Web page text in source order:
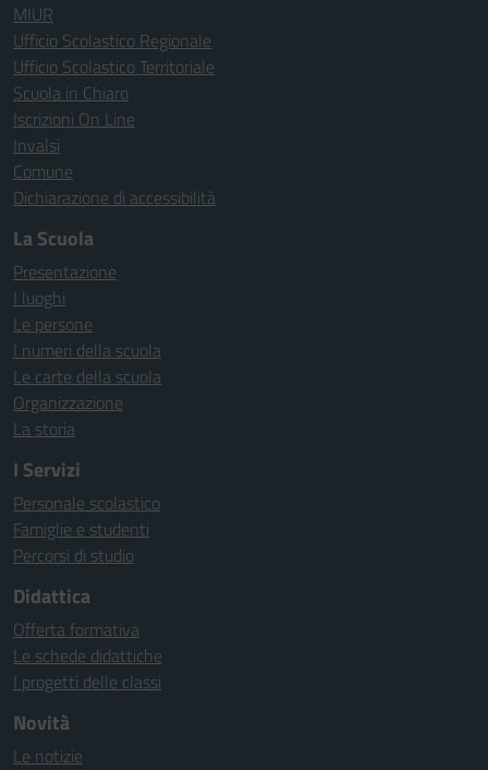
MIUR
Ufficio Scolastico Regionale
Ufficio Scolastico Territoriale
Scuola in Chiaro
Iscrizioni On Line
Invalsi
Comune
Dichiarazione di accessibilità
La Scuola
Presentazione
I luoghi
Le persone
I numeri della scuola
Le carte della scuola
Organizzazione
La storia
I Servizi
Personale scolastico
Famiglie e studenti
Percorsi di studio
Didattica
Offerta formativa
Le schede didattiche
I progetti delle classi
Novità
Le notizie